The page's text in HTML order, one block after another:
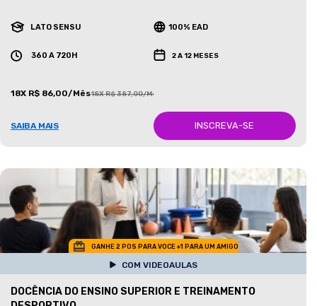
LATO SENSU 100% EAD
360 A 720H 2 A 12 MESES
18X R$ 86,00/Mês18X R$ 387,00/Mês
SAIBA MAIS INSCREVA-SE
GANHE 2 POS PARA VOCE +1 PARA UM AMIGO
COM VIDEOAULAS
DOCÊNCIA DO ENSINO SUPERIOR E TREINAMENTO